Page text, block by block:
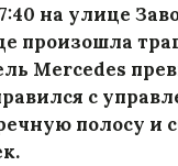
на улице
произошла
Mercedes
с
полосу и